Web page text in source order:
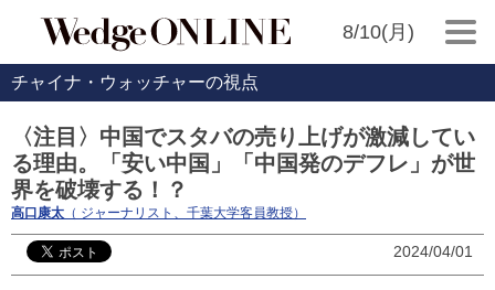
8/10(月)
チャイナ・ウォッチャーの視点
〈注目〉中国でスタバの売り上げが激減してい
る理由。「安い中国」「中国発のデフレ」が世
界を破壊する！？
高口康太 （ ジャーナリスト、千葉大学客員教授）
2024/04/01